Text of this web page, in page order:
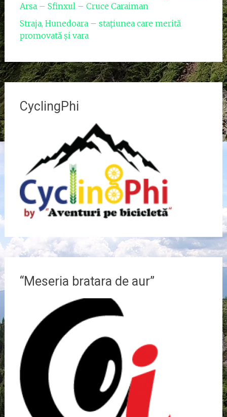
Arsa – Sfinxul – Cruce Caraiman
Straja, Hunedoara – stațiunea care merită
promovată și vara
CyclingPhi
“Meseria bratara de aur”